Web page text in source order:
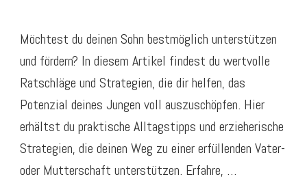
Möchtest du deinen Sohn bestmöglich unterstützen
und fördern? In diesem Artikel findest du wertvolle
Ratschläge und Strategien, die dir helfen, das
Potenzial deines Jungen voll auszuschöpfen. Hier
erhältst du praktische Alltagstipps und erzieherische
Strategien, die deinen Weg zu einer erfüllenden Vater-
oder Mutterschaft unterstützen. Erfahre, …